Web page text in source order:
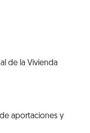
de la Vivienda
aportaciones y